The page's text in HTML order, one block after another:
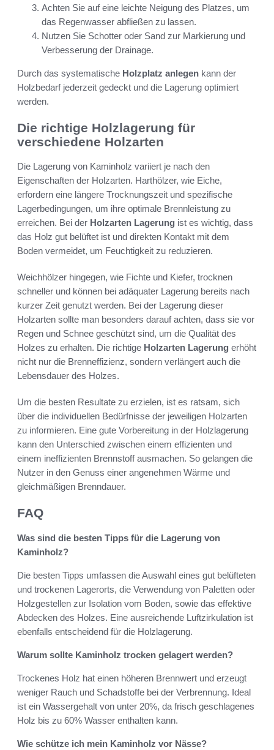
Achten Sie auf eine leichte Neigung des Platzes, um
das Regenwasser abfließen zu lassen.
Nutzen Sie Schotter oder Sand zur Markierung und
Verbesserung der Drainage.
Durch das systematische Holzplatz anlegen kann der
Holzbedarf jederzeit gedeckt und die Lagerung optimiert
werden.
Die richtige Holzlagerung für
verschiedene Holzarten
Die Lagerung von Kaminholz variiert je nach den
Eigenschaften der Holzarten. Harthölzer, wie Eiche,
erfordern eine längere Trocknungszeit und spezifische
Lagerbedingungen, um ihre optimale Brennleistung zu
erreichen. Bei der Holzarten Lagerung ist es wichtig, dass
das Holz gut belüftet ist und direkten Kontakt mit dem
Boden vermeidet, um Feuchtigkeit zu reduzieren.
Weichhölzer hingegen, wie Fichte und Kiefer, trocknen
schneller und können bei adäquater Lagerung bereits nach
kurzer Zeit genutzt werden. Bei der Lagerung dieser
Holzarten sollte man besonders darauf achten, dass sie vor
Regen und Schnee geschützt sind, um die Qualität des
Holzes zu erhalten. Die richtige Holzarten Lagerung erhöht
nicht nur die Brenneffizienz, sondern verlängert auch die
Lebensdauer des Holzes.
Um die besten Resultate zu erzielen, ist es ratsam, sich
über die individuellen Bedürfnisse der jeweiligen Holzarten
zu informieren. Eine gute Vorbereitung in der Holzlagerung
kann den Unterschied zwischen einem effizienten und
einem ineffizienten Brennstoff ausmachen. So gelangen die
Nutzer in den Genuss einer angenehmen Wärme und
gleichmäßigen Brenndauer.
FAQ
Was sind die besten Tipps für die Lagerung von
Kaminholz?
Die besten Tipps umfassen die Auswahl eines gut belüfteten
und trockenen Lagerorts, die Verwendung von Paletten oder
Holzgestellen zur Isolation vom Boden, sowie das effektive
Abdecken des Holzes. Eine ausreichende Luftzirkulation ist
ebenfalls entscheidend für die Holzlagerung.
Warum sollte Kaminholz trocken gelagert werden?
Trockenes Holz hat einen höheren Brennwert und erzeugt
weniger Rauch und Schadstoffe bei der Verbrennung. Ideal
ist ein Wassergehalt von unter 20%, da frisch geschlagenes
Holz bis zu 60% Wasser enthalten kann.
Wie schütze ich mein Kaminholz vor Nässe?